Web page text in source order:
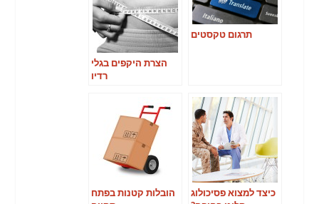
תרגום טקסטים
הצרת היקפים בגלי
רדיו
כיצד למצוא פסיכולוג
הובלות קטנות בפתח